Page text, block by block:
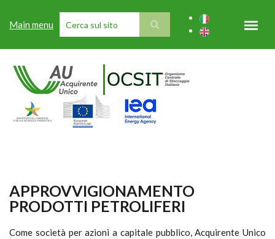
Main menu
FORM DI RICERCA
APPROVVIGIONAMENTO
PRODOTTI PETROLIFERI
Come società per azioni a capitale pubblico, Acquirente Unico